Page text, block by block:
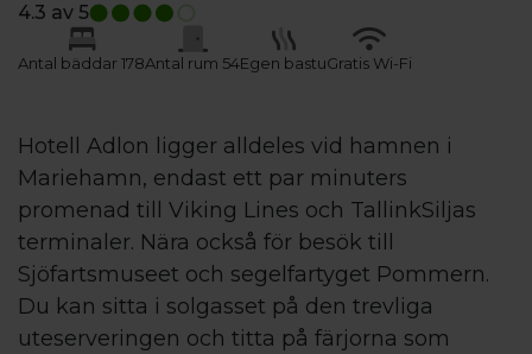
Antal bäddar 178Antal rum 54Egen bastuGratis Wi-Fi
4.3 av 5
Hotell Adlon ligger alldeles vid hamnen i
Mariehamn, endast ett par minuters
promenad till Viking Lines och TallinkSiljas
terminaler. Nära också för besök till
Sjöfartsmuseet och segelfartyget Pommern.
Du kan sitta i solgasset på den trevliga
uteserveringen och titta på färjorna som